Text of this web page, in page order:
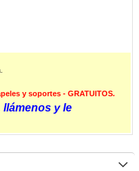
y soportes - GRATUITOS.
llámenos y le